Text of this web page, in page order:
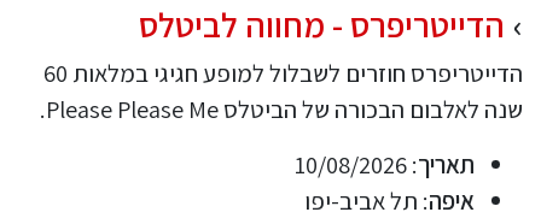
הדייטריפרס - מחווה לביטלס
הדייטריפרס חוזרים לשבלול למופע חגיגי במלאות 60
שנה לאלבום הבכורה של הביטלס Please Please Me.
תאריך: 10/08/2026
איפה: תל אביב-יפו